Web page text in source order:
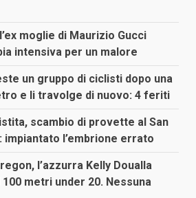
moglie di Maurizio Gucci
intensiva per un malore
un gruppo di ciclisti dopo una
e li travolge di nuovo: 4 feriti
scambio di provette al San
impiantato l’embrione errato
l’azzurra Kelly Doualla
metri under 20. Nessuna